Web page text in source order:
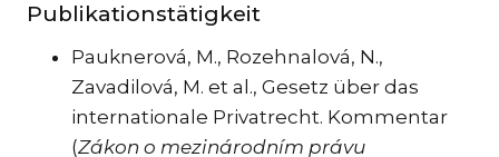
Publikationstätigkeit
Pauknerová, M., Rozehnalová, N.,
Zavadilová, M. et al., Gesetz über das
internationale Privatrecht. Kommentar
(Zákon o mezinárodním právu